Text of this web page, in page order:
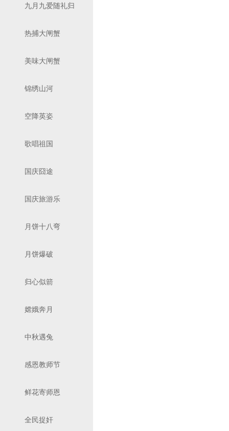
九月九爱随礼归
热捕大闸蟹
美味大闸蟹
锦绣山河
空降英姿
歌唱祖国
国庆囧途
国庆旅游乐
月饼十八弯
月饼爆破
归心似箭
嫦娥奔月
中秋遇兔
感恩教师节
鲜花寄师恩
全民捉奸